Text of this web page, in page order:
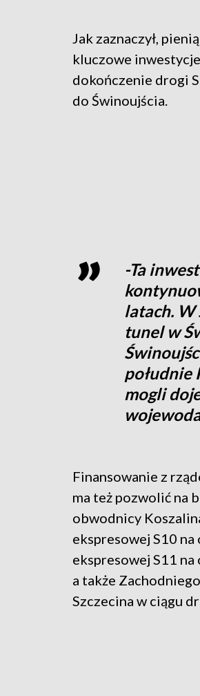
Jak zaznaczył,
kluczowe
dokończenie drogi
do Świnoujścia.
-Ta
latach.
tunel w
południe
mogli
Finansowanie z
ma też pozwolić na
obwodnicy
ekspresowej S10 na
ekspresowej S11
a także
Szczecina w ciągu